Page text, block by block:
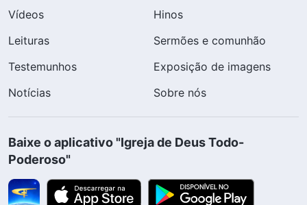
Vídeos
Hinos
Leituras
Sermões e comunhão
Testemunhos
Exposição de imagens
Notícias
Sobre nós
Baixe o aplicativo "Igreja de Deus Todo-
Poderoso"